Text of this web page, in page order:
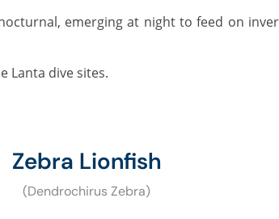
Lanta dive sites.
Zebra Lionfish
(Dendrochirus Zebra)